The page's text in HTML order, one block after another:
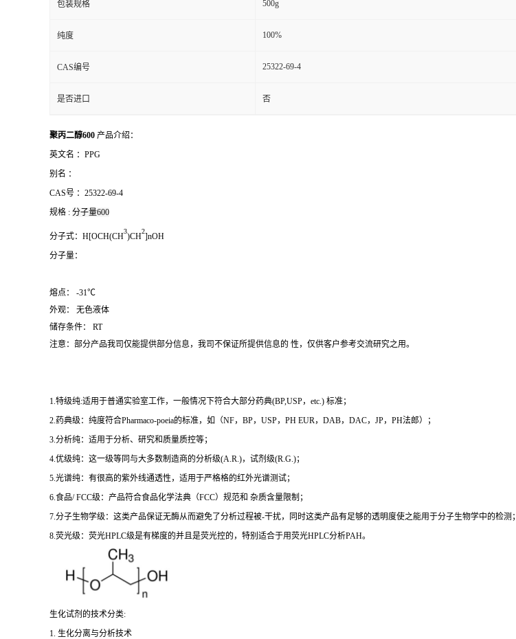
包装规格 500g
纯度 100%
CAS编号 25322-69-4
是否进口 否
聚丙二醇600 产品介绍：
英文名 ： PPG
别名 ：
CAS号 ： 25322-69-4
规格 : 分子量600
分子式： H[OCH(CH
3
)CH
2
]nOH
分子量：
熔点： -31℃
外观： 无色液体
储存条件： RT
注意：部分产品我司仅能提供部分信息，我司不保证所提供信息的 性，仅供客户参考交流研究之用。
1.特级纯:适用于普通实验室工作，一般情况下符合大部分药典(BP,USP，etc.) 标准；
2.药典级：纯度符合Pharmaco-poeia的标准，如（NF，BP，USP，PH EUR，DAB，DAC，JP，PH法郎）；
3.分析纯：适用于分析、研究和质量质控等；
4.优级纯：这一级等同与大多数制造商的分析级(A.R.)，试剂级(R.G.)；
5.光谱纯：有很高的紫外线通透性，适用于严格格的红外光谱测试；
6.食品/ FCC级：产品符合食品化学法典（FCC）规范和 杂质含量限制；
7.分子生物学级：这类产品保证无酶从而避免了分析过程被-干扰，同时这类产品有足够的透明度使之能用于分子生物学中的检测；
8.荧光级：荧光HPLC级是有梯度的并且是荧光控的，特别适合于用荧光HPLC分析PAH。
生化试剂的技术分类:
1. 生化分离与分析技术